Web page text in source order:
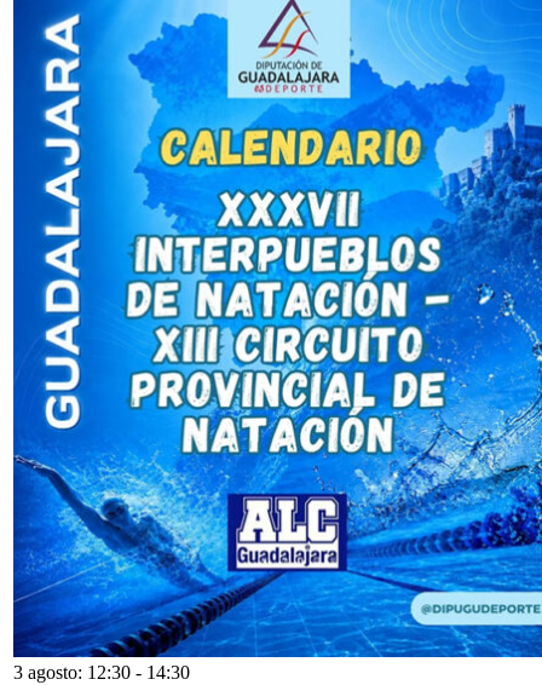
3 agosto: 12:30 - 14:30